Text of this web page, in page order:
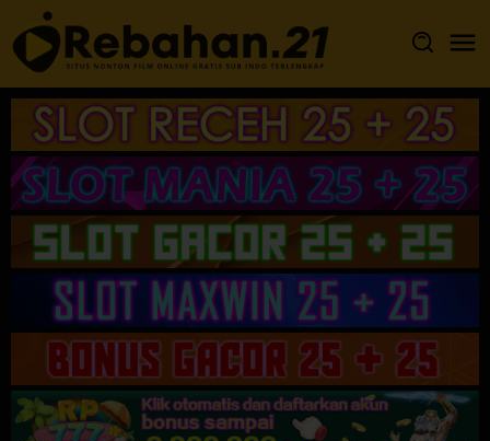
Loncat
ke
konten